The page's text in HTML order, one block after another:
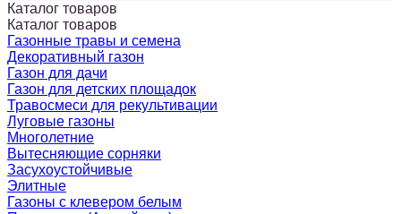
Каталог товаров
Каталог товаров
Газонные травы и семена
Декоративный газон
Газон для дачи
Газон для детских площадок
Травосмеси для рекультивации
Луговые газоны
Многолетние
Вытесняющие сорняки
Засухоустойчивые
Элитные
Газоны с клевером белым